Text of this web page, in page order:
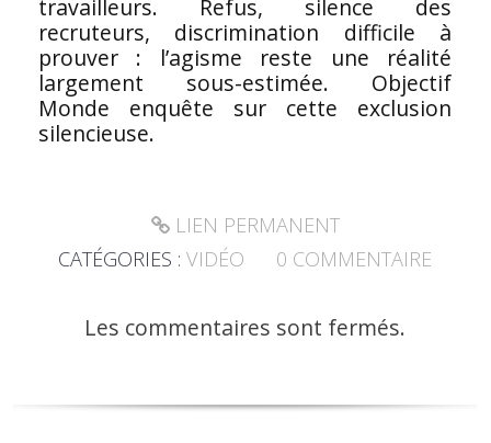
travailleurs. Refus, silence des
recruteurs, discrimination difficile à
prouver : l’agisme reste une réalité
largement sous-estimée. Objectif
Monde enquête sur cette exclusion
silencieuse.
LIEN PERMANENT
CATÉGORIES : VIDÉO 0 COMMENTAIRE
Les commentaires sont fermés.